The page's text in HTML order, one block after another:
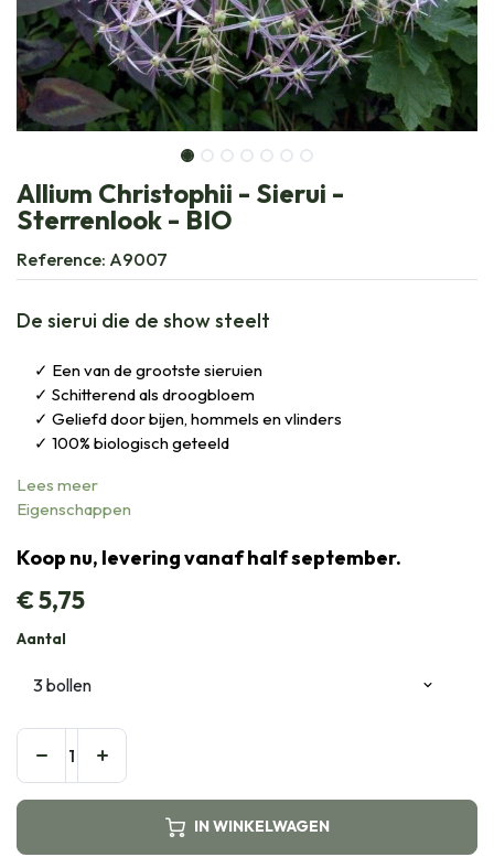
Allium Christophii - Sierui -
Sterrenlook - BIO
Reference: A9007
De sierui die de show steelt
Een van de grootste sieruien
Schitterend als droogbloem
Geliefd door bijen, hommels en vlinders
100% biologisch geteeld
Lees meer
Eigenschappen
Koop nu, levering vanaf half september.
€5,75
Aantal
IN WINKELWAGEN